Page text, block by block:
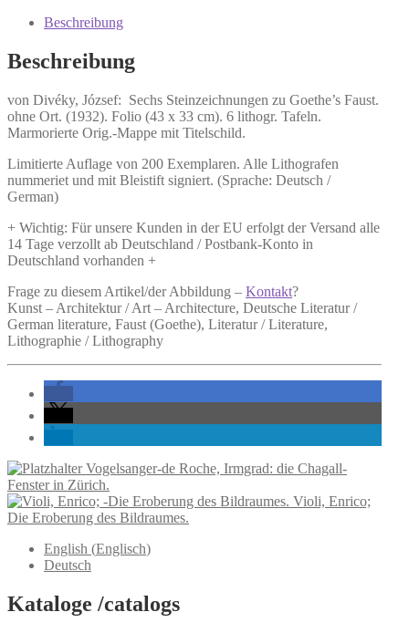
Steinzeichnungen
Goethe's
Faust.
Beschreibung
Beschreibung
von Divéky, József: Sechs Steinzeichnungen zu Goethe’s Faust.
ohne Ort. (1932). Folio (43 x 33 cm). 6 lithogr. Tafeln.
Marmorierte Orig.-Mappe mit Titelschild.
Limitierte Auflage von 200 Exemplaren. Alle Lithografen
nummeriet und mit Bleistift signiert. (Sprache: Deutsch /
German)
+ Wichtig: Für unsere Kunden in der EU erfolgt der Versand alle
14 Tage verzollt ab Deutschland / Postbank-Konto in
Deutschland vorhanden +
Frage zu diesem Artikel/der Abbildung – Kontakt?
Kunst – Architektur / Art – Architecture, Deutsche Literatur /
German literature, Faust (Goethe), Literatur / Literature,
Lithographie / Lithography
Vogelsanger-de Roche, Irmgrad: die Chagall-
Fenster in Zürich.
Violi, Enrico;
Die Eroberung des Bildraumes.
English (Englisch)
Deutsch
Kataloge /catalogs